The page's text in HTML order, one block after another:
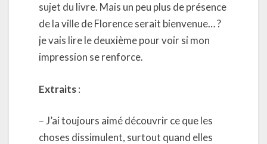
sujet du livre. Mais un peu plus de présence
de la ville de Florence serait bienvenue… ?
je vais lire le deuxième pour voir si mon
impression se renforce.
Extraits:
– J’ai toujours aimé découvrir ce que les
choses dissimulent, surtout quand elles